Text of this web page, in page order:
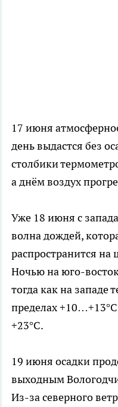
17 июня
день выдастся без
столбики
а днём воздух
Уже 18 июня с
волна дождей,
распространится
Ночью на юго-
тогда как на западе
пределах
+23°C.
19 июня осадки
выходным
Из-за северного